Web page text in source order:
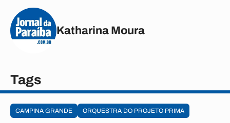
Katharina Moura
Tags
CAMPINA GRANDE ORQUESTRA DO PROJETO PRIMA